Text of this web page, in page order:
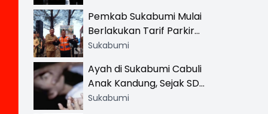
Pemkab Sukabumi Mulai
Berlakukan Tarif Parkir
Resmi di 13 Lokasi Wisata,
Khusus
Sukabumi
Ayah di Sukabumi Cabuli
Anak Kandung, Sejak SD
Hingga SMA
Sukabumi